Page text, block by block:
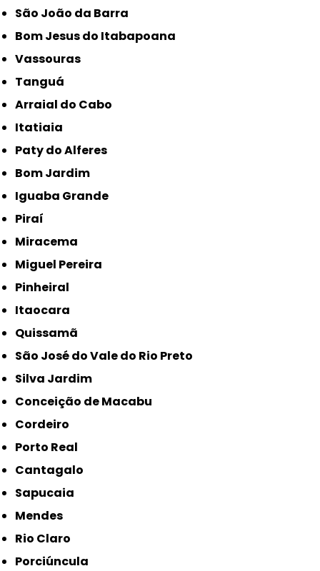
São João da Barra
Bom Jesus do Itabapoana
Vassouras
Tanguá
Arraial do Cabo
Itatiaia
Paty do Alferes
Bom Jardim
Iguaba Grande
Piraí
Miracema
Miguel Pereira
Pinheiral
Itaocara
Quissamã
São José do Vale do Rio Preto
Silva Jardim
Conceição de Macabu
Cordeiro
Porto Real
Cantagalo
Sapucaia
Mendes
Rio Claro
Porciúncula